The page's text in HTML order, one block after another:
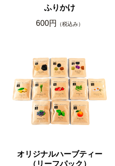
ふりかけ
600円
（税込み）
オリジナルハーブティー
（リーフパック）